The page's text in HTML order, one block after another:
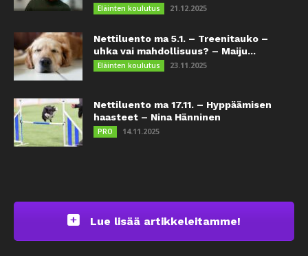
Eläinten koulutus 21.12.2025
Nettiluento ma 5.1. – Treenitauko –
uhka vai mahdollisuus? – Maiju...
Eläinten koulutus 23.11.2025
Nettiluento ma 17.11. – Hyppäämisen
haasteet – Nina Hänninen
PRO 14.11.2025
Lue lisää artikkeleitamme!